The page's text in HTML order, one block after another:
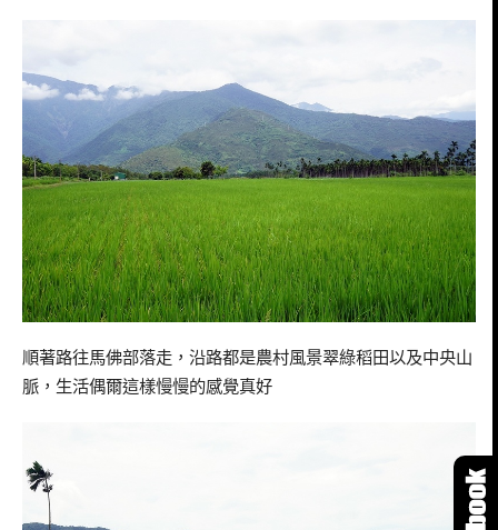
順著路往馬佛部落走，沿路都是農村風景翠綠稻田以及中央山
脈，生活偶爾這樣慢慢的感覺真好